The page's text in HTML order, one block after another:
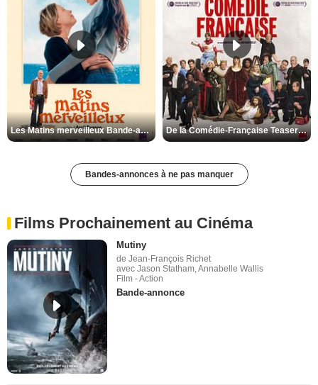
Les Matins merveilleux Bande-annonce VF De la Comédie-Française Teaser VF
Bandes-annonces à ne pas manquer
Films Prochainement au Cinéma
Mutiny
de Jean-François Richet
avec Jason Statham, Annabelle Wallis
Film - Action
Bande-annonce